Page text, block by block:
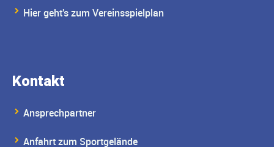
Hier geht's zum Vereinsspielplan
Kontakt
Ansprechpartner
Anfahrt zum Sportgelände